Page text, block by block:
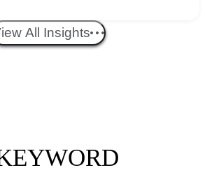
メリットと今後の展
All Insights